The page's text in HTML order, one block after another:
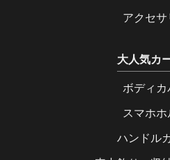
アクセサ
大人気カ
ボディカ
スマホホ
ハンドル